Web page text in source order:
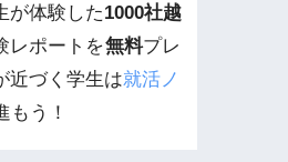
が体験した1000社越
レポートを無料プレ
近づく学生は就活ノ
もう！